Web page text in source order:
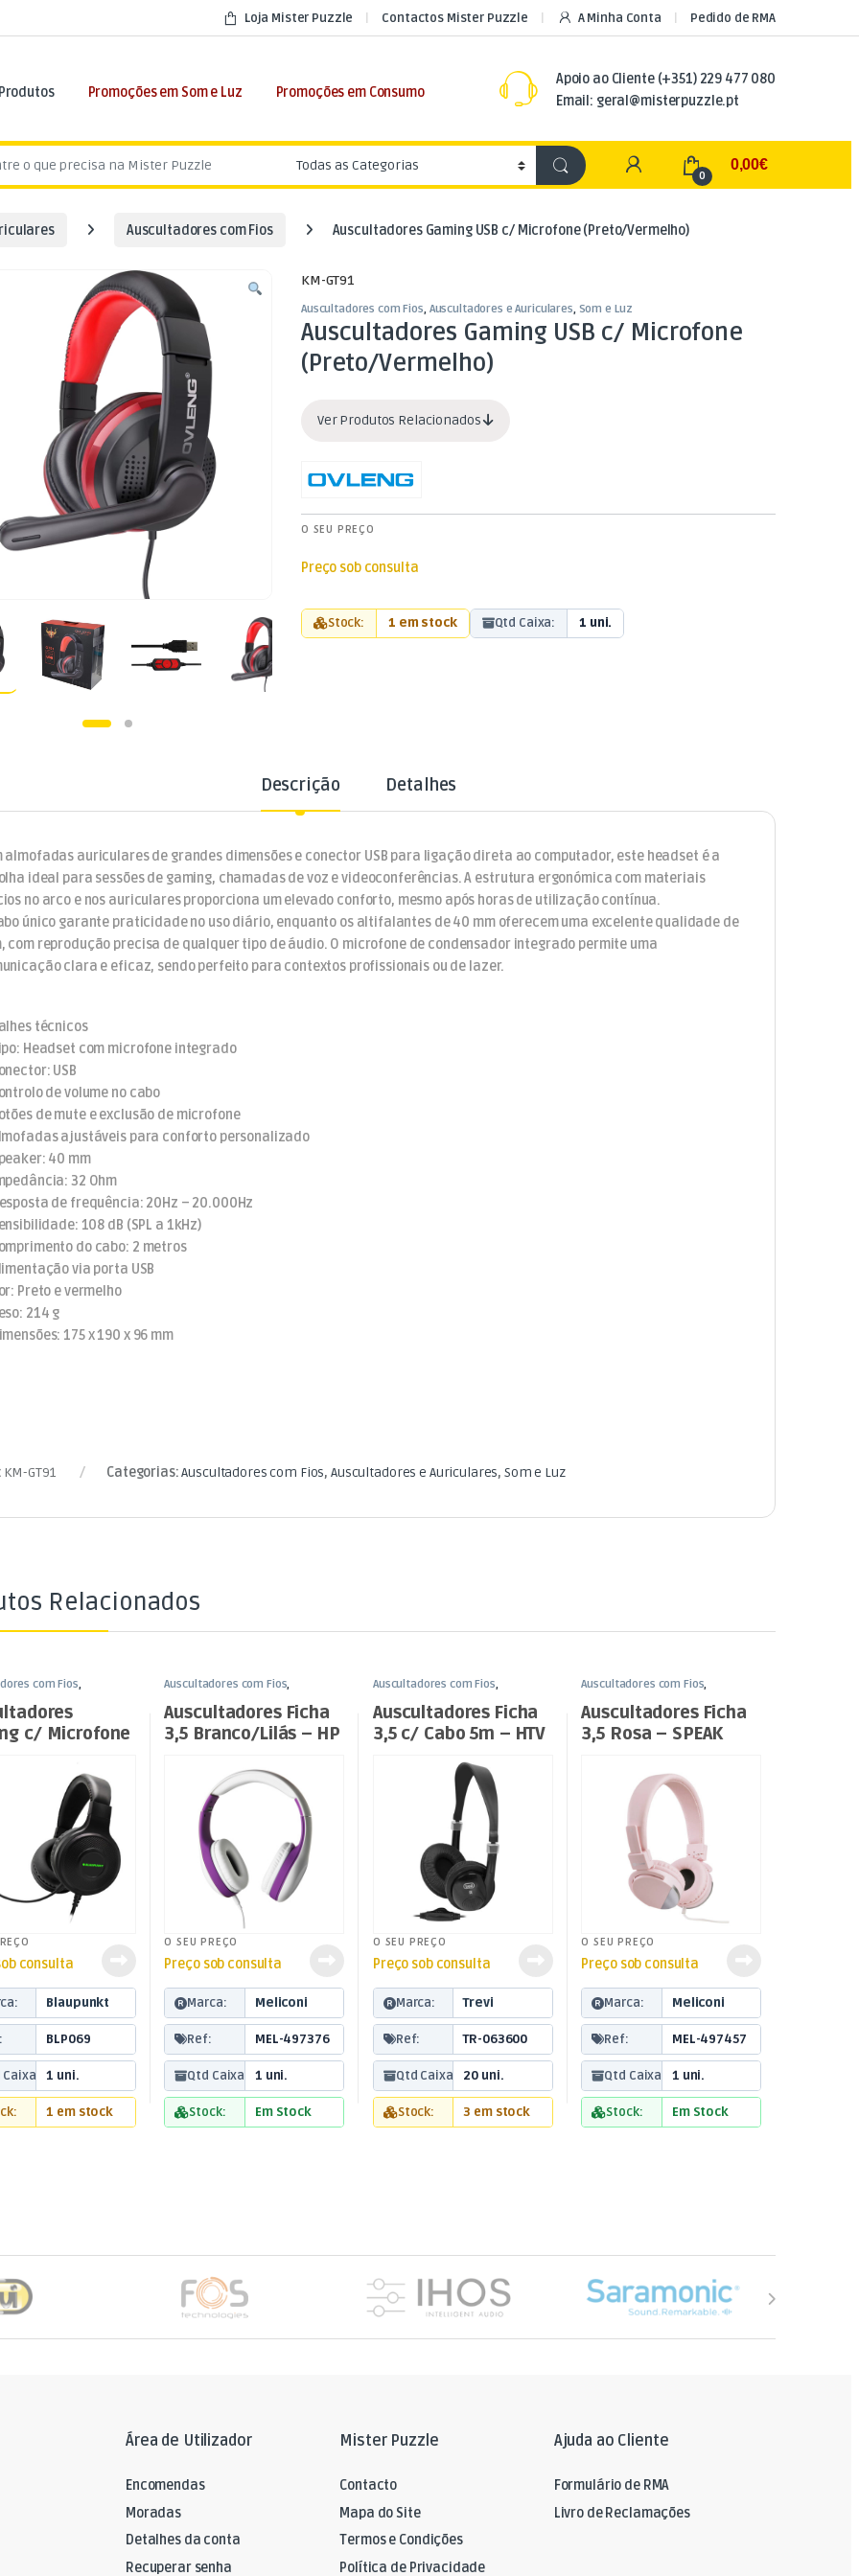
Loja Mister Puzzle Contactos Mister Puzzle A Minha Conta Pedido de RMA
Promoções em Som e Luz Promoções em Consumo
Apoio ao Cliente(+351) 229 477 080
Email: geral@misterpuzzle.pt
My Account
0
0,00€
Auscultadores com Fios Auscultadores Gaming USB c/ Microfone (Preto/Vermelho)
KM-GT91
Auscultadores com Fios, Auscultadores e Auriculares, Som e Luz
Auscultadores Gaming USB c/ Microfone
(Preto/Vermelho)
Ver Produtos Relacionados
O SEU PREÇO
Preço sob consulta
Stock: 1 em stock Qtd Caixa: 1 uni.
Descrição Detalhes
almofadas auriculares de grandes dimensões e conector USB para ligação direta ao computador, este headset é a
ideal para sessões de gaming, chamadas de voz e videoconferências. A estrutura ergonómica com materiais
no arco e nos auriculares proporciona um elevado conforto, mesmo após horas de utilização contínua.
único garante praticidade no uso diário, enquanto os altifalantes de 40 mm oferecem uma excelente qualidade de
com reprodução precisa de qualquer tipo de áudio. O microfone de condensador integrado permite uma
clara e eficaz, sendo perfeito para contextos profissionais ou de lazer.
técnicos
Headset com microfone integrado
USB
de volume no cabo
de mute e exclusão de microfone
ajustáveis para conforto personalizado
40 mm
32 Ohm
de frequência: 20Hz – 20.000Hz
108 dB (SPL a 1kHz)
do cabo: 2 metros
via porta USB
Preto e vermelho
214 g
175 x 190 x 96 mm
KM-GT91 Categorias:Auscultadores com Fios,Auscultadores e Auriculares,Som e Luz
Relacionados
com Fios,
c/ Microfone
consulta
Blaupunkt
BLP069
1 uni.
1 em stock
Auscultadores com Fios,
e Luz
Auscultadores Ficha
3,5 Branco/Lilás – HP
O SEU PREÇO
Preço sob consulta
Marca: Meliconi
Ref: MEL-497376
Qtd Caixa: 1 uni.
Stock: Em Stock
Auscultadores com Fios,
e Luz
Auscultadores Ficha
3,5 c/ Cabo 5m – HTV
O SEU PREÇO
Preço sob consulta
Marca: Trevi
Ref: TR-063600
Qtd Caixa: 20 uni.
Stock: 3 em stock
Auscultadores com Fios,
e Luz
Auscultadores Ficha
3,5 Rosa – SPEAK
O SEU PREÇO
Preço sob consulta
Marca: Meliconi
Ref: MEL-497457
Qtd Caixa: 1 uni.
Stock: Em Stock
Área de Utilizador
Encomendas
Moradas
Detalhes da conta
Recuperar senha
Mister Puzzle
Contacto
Mapa do Site
Termos e Condições
Política de Privacidade
Ajuda ao Cliente
Formulário de RMA
Livro de Reclamações